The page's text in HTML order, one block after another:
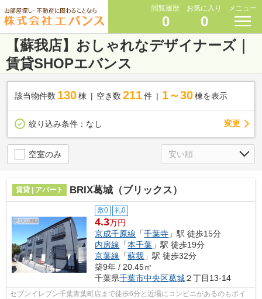
閲覧履歴
0
お気に入り
0
メニュー
【蘇我店】おしゃれなデザイナーズ｜
賃貸SHOPエバンス
該当物件数 130棟 空き数 211 件 1～30 棟を表示
絞り込み条件： なし 変更
空室のみ
賃貸 | アパート BRIX葛城（ブリックス）
敷0 礼0
4.3万円
京成千原線 「千葉寺 」駅 徒歩15分
内房線 「本千葉 」駅 徒歩19分
京葉線 「蘇我 」駅 徒歩32分
築9年 / 20.45㎡
千葉県千葉市中央区葛城２丁目13-14
セブンイレブン千葉青葉町店まで徒歩6分と近場にコンビニがあるのもポイ